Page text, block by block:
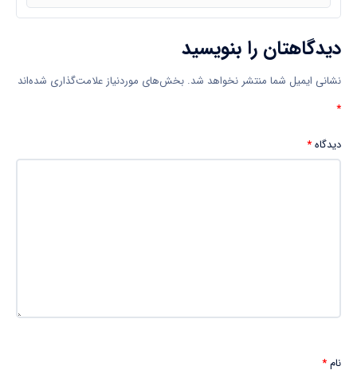
دیدگاهتان را بنویسید
نشانی ایمیل شما منتشر نخواهد شد. بخش‌های موردنیاز علامت‌گذاری شده‌اند
*
دیدگاه*
نام*